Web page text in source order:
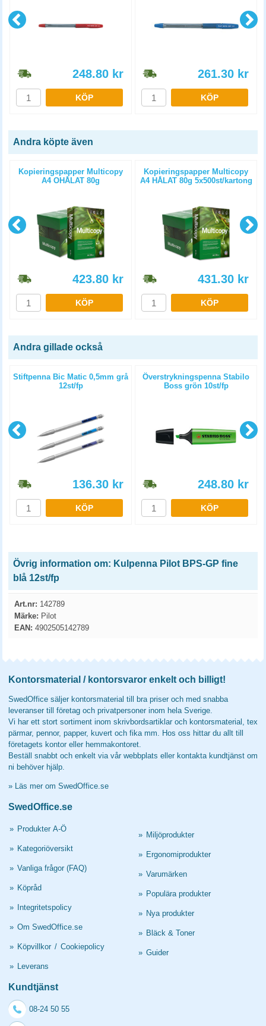
248.80 kr
KÖP
261.30 kr
KÖP
Andra köpte även
Kopieringspapper Multicopy
A4 OHÅLAT 80g
423.80 kr
KÖP
Kopieringspapper Multicopy
A4 HÅLAT 80g 5x500st/kartong
431.30 kr
KÖP
Andra gillade också
Stiftpenna Bic Matic 0,5mm grå
12st/fp
136.30 kr
KÖP
Överstrykningspenna Stabilo
Boss grön 10st/fp
248.80 kr
KÖP
Övrig information om: Kulpenna Pilot BPS-GP fine
blå 12st/fp
Art.nr: 142789
Märke: Pilot
EAN: 4902505142789
Kontorsmaterial / kontorsvaror enkelt och billigt!
SwedOffice säljer kontorsmaterial till bra priser och med snabba
leveranser till företag och privatpersoner inom hela Sverige.
Vi har ett stort sortiment inom skrivbordsartiklar och kontorsmaterial, tex
pärmar, pennor, papper, kuvert och fika mm. Hos oss hittar du allt till
företagets kontor eller hemmakontoret.
Beställ snabbt och enkelt via vår webbplats eller kontakta kundtjänst om
ni behöver hjälp.
» Läs mer om SwedOffice.se
SwedOffice.se
» Produkter A-Ö
» Kategoriöversikt
» Vanliga frågor (FAQ)
» Köpråd
» Integritetspolicy
» Om SwedOffice.se
» Köpvillkor / Cookiepolicy
» Leverans
» Miljöprodukter
» Ergonomiprodukter
» Varumärken
» Populära produkter
» Nya produkter
» Bläck & Toner
» Guider
Kundtjänst
08-24 50 55